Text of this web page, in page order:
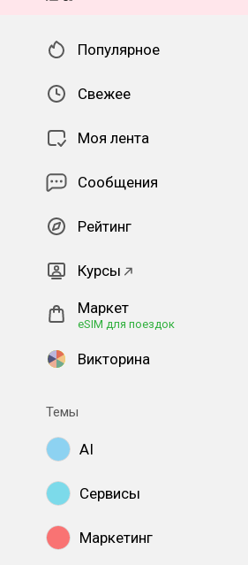
Популярное
Свежее
Моя лента
Сообщения
Рейтинг
Курсы
Маркет
eSIM для поездок
Викторина
Темы
AI
Сервисы
Маркетинг